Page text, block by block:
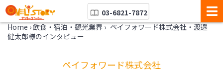
03-6821-7872
Home ›飲食・宿泊・観光業界 › ペイフォワード株式会社・渡邉
健太郎様のインタビュー
ペイフォワード株式会社